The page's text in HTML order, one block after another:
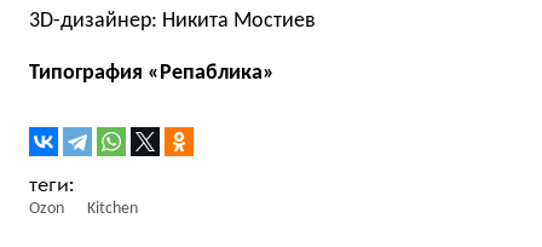
3D-дизайнер: Никита Мостиев
Типография «Репаблика»
Ozon Kitchen